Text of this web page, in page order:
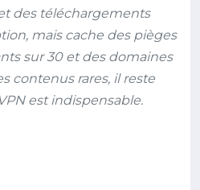
des téléchargements
mais cache des pièges
sur 30 et des domaines
contenus rares, il reste
est indispensable.